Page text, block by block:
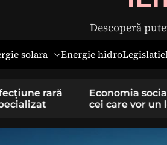
Descoperă
solara Energie hidroLegislatie
sens pentru
stabil
Hernia
simptome și